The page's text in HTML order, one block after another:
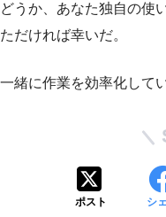
どうか、あなた独自の使
ただければ幸いだ。
一緒に作業を効率化して
ポスト シ